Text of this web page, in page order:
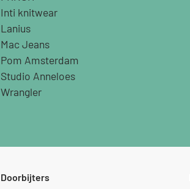
Inti knitwear
Lanius
Mac Jeans
Pom Amsterdam
Studio Anneloes
Wrangler
Doorbijters